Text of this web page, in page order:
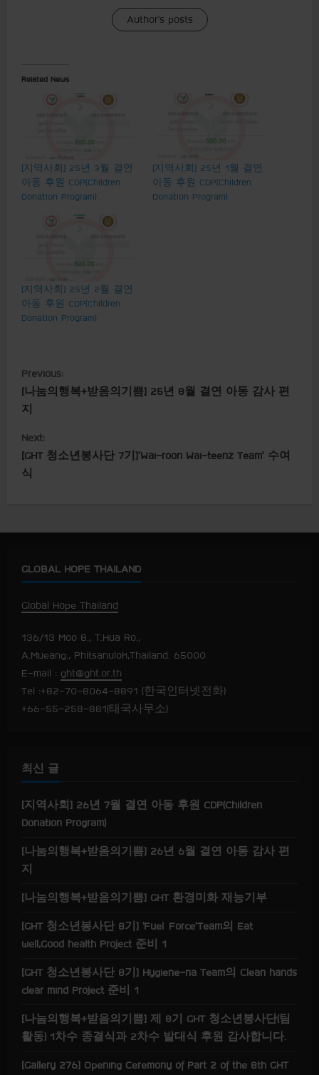
Author's posts
Related News
[지역사회] 25년 3월 결연
아동 후원 CDP(Children
Donation Program)
[지역사회] 25년 1월 결연
아동 후원 CDP(Children
Donation Program)
[지역사회] 25년 2월 결연
아동 후원 CDP(Children
Donation Program)
C
o
n
t
e
R
e
a
d
n
g
Previous:
[나눔의행복+받음의기쁨] 25년 8월 결연 아동 감사 편
지
Next:
[GHT 청소년봉사단 7기]’Wai-roon Wai-teenz Team’ 수여
식
GLOBAL HOPE THAILAND
Global Hope Thailand
136/13 Moo 8., T.Hua Ro.,
A.Mueang., Phitsanulok,Thailand. 65000
E-mail : ght@ght.or.th
Tel :+82-70-8064-8891 (한국인터넷전화)
+66-55-258-881(태국사무소)
최신 글
[지역사회] 26년 7월 결연 아동 후원 CDP(Children
Donation Program)
[나눔의행복+받음의기쁨] 26년 6월 결연 아동 감사 편
지
[나눔의행복+받음의기쁨] GHT 환경미화 재능기부
[GHT 청소년봉사단 8기] ‘Fuel Force’Team의 Eat
well,Good health Project 준비 1
[GHT 청소년봉사단 8기] Hygiene-na Team의 Clean hands
clear mind Project 준비 1
[나눔의행복+받음의기쁨] 제 8기 GHT 청소년봉사단(팀
활동) 1차수 종결식과 2차수 발대식 후원 감사합니다.
[Gallery 276] Opening Ceremony of Part 2 of the 8th GHT